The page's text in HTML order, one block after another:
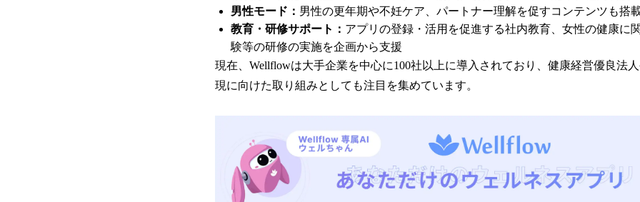
男性モード： 男性の更年期や不妊ケア、パートナー理解を促すコンテンツも搭
教育・研修サポート： アプリの登録・活用を促進する社内教育、女性の健康に
験等の研修の実施を企画から支援
現在、Wellflowは大手企業を中心に100社以上に導入されており、健康経営優良法
現に向けた取り組みとしても注目を集めています。